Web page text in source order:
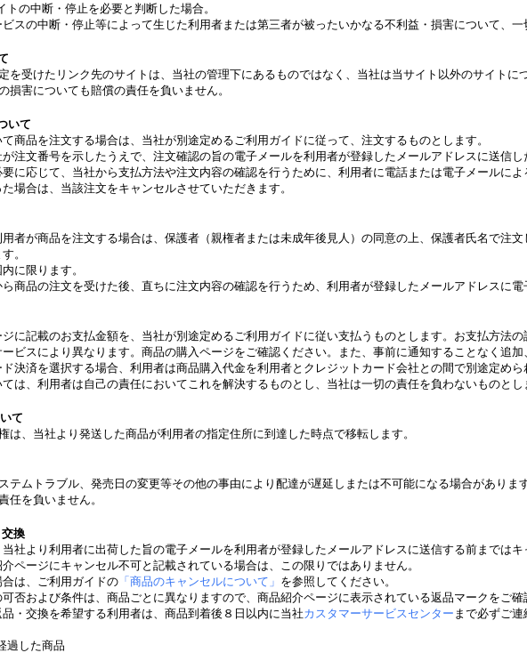
トの中断・停止を必要と判断した場合。
スの中断・停止等によって生じた利用者または第三者が被ったいかなる不利益・損害について、一
を受けたリンク先のサイトは、当社の管理下にあるものではなく、当社は当サイト以外のサイト
損害についても賠償の責任を負いません。
いて
商品を注文する場合は、当社が別途定めるご利用ガイドに従って、注文するものとします。
注文番号を示したうえで、注文確認の旨の電子メールを利用者が登録したメールアドレスに送信
に応じて、当社から支払方法や注文内容の確認を行うために、利用者に電話または電子メールに
場合は、当該注文をキャンセルさせていただきます。
者が商品を注文する場合は、保護者（親権者または未成年後見人）の同意の上、保護者氏名で注
。
に限ります。
商品の注文を受けた後、直ちに注文内容の確認を行うため、利用者が登録したメールアドレスに
に記載のお支払金額を、当社が別途定めるご利用ガイドに従い支払うものとします。お支払方法
ビスにより異なります。商品の購入ページをご確認ください。また、事前に通知することなく追加
決済を選択する場合、利用者は商品購入代金を利用者とクレジットカード会社との間で別途定め
は、利用者は自己の責任においてこれを解決するものとし、当社は一切の責任を負わないものとし
て
は、当社より発送した商品が利用者の指定住所に到達した時点で移転します。
テムトラブル、発売日の変更等その他の事由により配達が遅延しまたは不可能になる場合があり
任を負いません。
換
社より利用者に出荷した旨の電子メールを利用者が登録したメールアドレスに送信する前までは
ページにキャンセル不可と記載されている場合は、この限りではありません。
は、ご利用ガイドの 「商品のキャンセルについて」 を参照してください。
否および条件は、商品ごとに異なりますので、商品紹介ページに表示されている返品マークをご確
・交換を希望する利用者は、商品到着後８日以内に当社カスタマーサービスセンター まで必ずご
過した商品